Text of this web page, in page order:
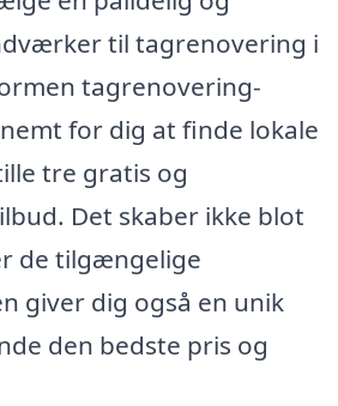
til tagrenovering i
tagrenovering-
for dig at finde lokale
tre gratis og
Det skaber ikke blot
de tilgængelige
giver dig også en unik
den bedste pris og